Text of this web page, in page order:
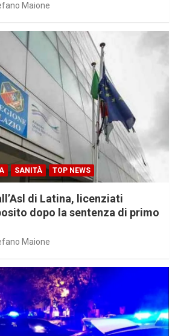
Maione
SANITÀ TOP NEWS
di Latina, licenziati
dopo la sentenza di primo
Maione